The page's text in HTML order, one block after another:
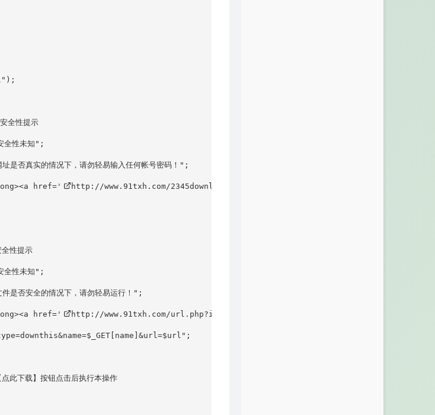
全性提示
性未知";
否真实的情况下，请勿轻易输入任何帐号密码！";
href='
http://www.91txh.com/2345download.php?id=2
性提示
性未知";
否安全的情况下，请勿轻易运行！";
href='
http://www.91txh.com/url.php?id=56
下载】按钮点击后执行本操作